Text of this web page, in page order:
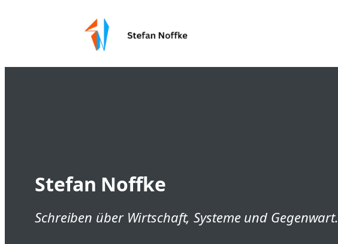
Stefan Noffke
Schreiben über Wirtschaft, Systeme und Gegenwart.